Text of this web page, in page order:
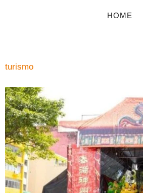
HOME
turismo